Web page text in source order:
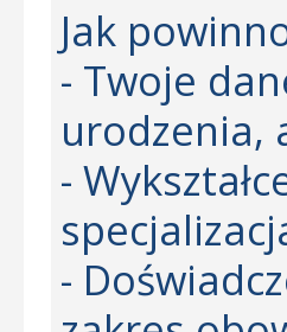
Jak
- Twoje
urodzenia,
-
-